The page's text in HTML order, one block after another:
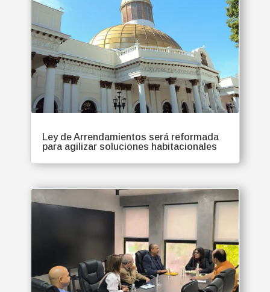
Ley de Arrendamientos será reformada
para agilizar soluciones habitacionales